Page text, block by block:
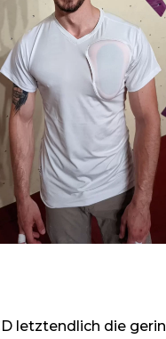
letztendlich die